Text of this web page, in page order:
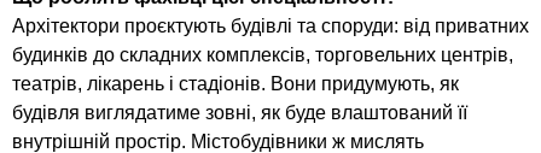
o
Архітектори проєктують будівлі та споруди: від приватних
будинків до складних комплексів, торговельних центрів,
театрів, лікарень і стадіонів. Вони придумують, як
будівля виглядатиме зовні, як буде влаштований її
внутрішній простір. Містобудівники ж мислять